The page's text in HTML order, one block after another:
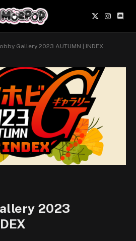
X
(Twitter)
Gallery 2023 AUTUMN | INDEX
2023